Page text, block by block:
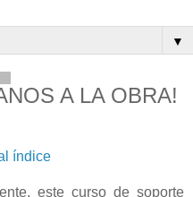
▼
A LA OBRA!
índice
este curso de soporte